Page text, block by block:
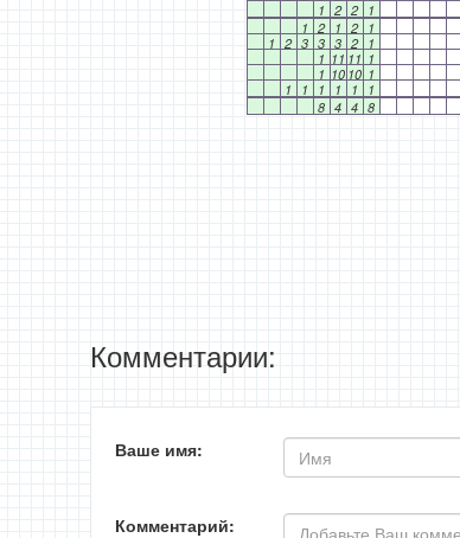
1 2 2
1
1 2 1 2
1
1 2 3 3 3 2
1
1 11 11 1
1 10 10 1
1
1 1 1 1
1
8 4 4 8
Комментарии:
Ваше имя:
Комментарий: